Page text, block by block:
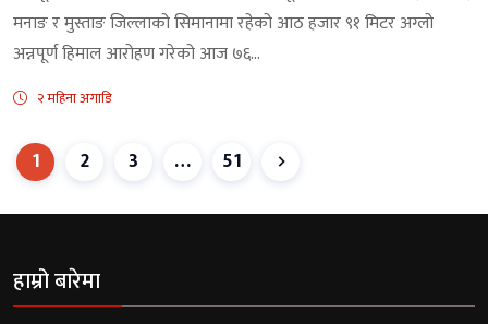
मनाङ र मुस्ताङ जिल्लाको सिमानामा रहेको आठ हजार ९१ मिटर अग्लो
अन्नपूर्ण हिमाल आरोहण गरेको आज ७६...
२ महिना अगाडि
1 2 3 … 51
हाम्रो बारेमा